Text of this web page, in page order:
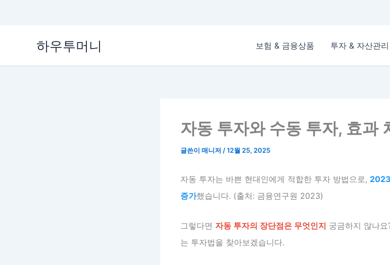
하우투머니 보험 & 금융상품 투자 & 자산관리
자동 투자와 수동 투자, 효과
글쓴이 매니저 /12월 25, 2025
자동 투자는 바쁜 현대인에게 적합한 투자 방법으로,
증가했습니다. (출처: 금융연구원 2023)
그렇다면 자동 투자의 장단점은 무엇인지 궁금하지 않나
는 투자법을 찾아보겠습니다.